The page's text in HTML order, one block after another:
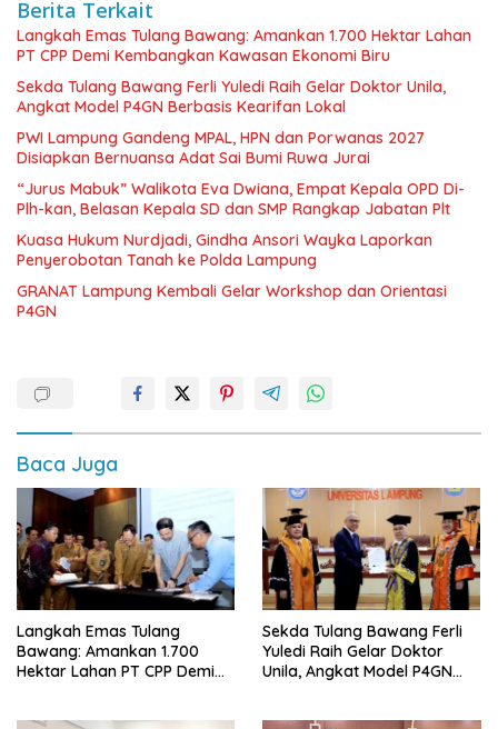
Berita Terkait
Langkah Emas Tulang Bawang: Amankan 1.700 Hektar Lahan
PT CPP Demi Kembangkan Kawasan Ekonomi Biru
Sekda Tulang Bawang Ferli Yuledi Raih Gelar Doktor Unila,
Angkat Model P4GN Berbasis Kearifan Lokal
PWI Lampung Gandeng MPAL, HPN dan Porwanas 2027
Disiapkan Bernuansa Adat Sai Bumi Ruwa Jurai
“Jurus Mabuk” Walikota Eva Dwiana, Empat Kepala OPD Di-
Plh-kan, Belasan Kepala SD dan SMP Rangkap Jabatan Plt
Kuasa Hukum Nurdjadi, Gindha Ansori Wayka Laporkan
Penyerobotan Tanah ke Polda Lampung
GRANAT Lampung Kembali Gelar Workshop dan Orientasi
P4GN
Baca Juga
Langkah Emas Tulang
Bawang: Amankan 1.700
Hektar Lahan PT CPP Demi
Sekda Tulang Bawang Ferli
Yuledi Raih Gelar Doktor
Unila, Angkat Model P4GN